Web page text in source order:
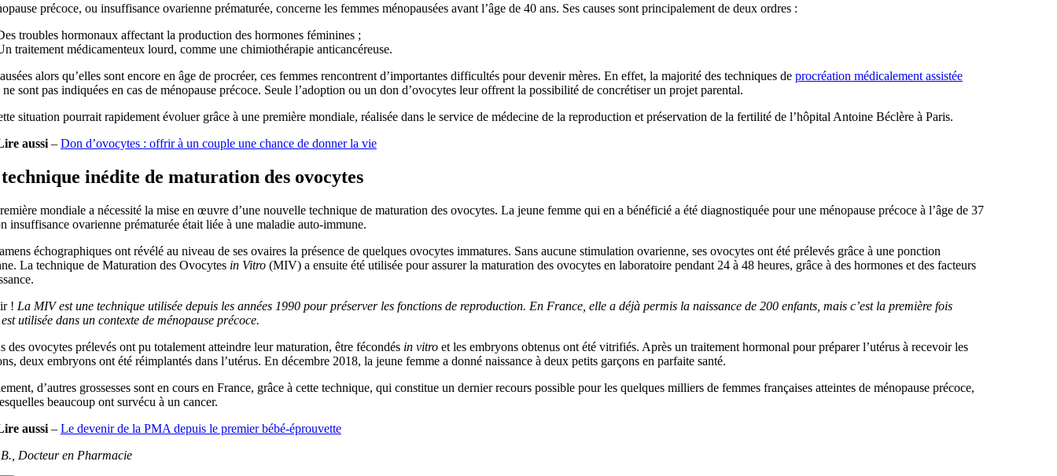
précoce, ou insuffisance ovarienne prématurée, concerne les femmes ménopausées avant l’âge de 40 ans. Ses causes sont principalement de deux ordres :
troubles hormonaux affectant la production des hormones féminines ;
traitement médicamenteux lourd, comme une chimiothérapie anticancéreuse.
alors qu’elles sont encore en âge de procréer, ces femmes rencontrent d’importantes difficultés pour devenir mères. En effet, la majorité des techniques de procréation médicalement assistée
sont pas indiquées en cas de ménopause précoce. Seule l’adoption ou un don d’ovocytes leur offrent la possibilité de concrétiser un projet parental.
situation pourrait rapidement évoluer grâce à une première mondiale, réalisée dans le service de médecine de la reproduction et préservation de la fertilité de l’hôpital Antoine Béclère à Paris.
aussi– Don d’ovocytes : offrir à un couple une chance de donner la vie
inédite de maturation des ovocytes
mondiale a nécessité la mise en œuvre d’une nouvelle technique de maturation des ovocytes. La jeune femme qui en a bénéficié a été diagnostiquée pour une ménopause précoce à l’âge de 37
insuffisance ovarienne prématurée était liée à une maladie auto-immune.
échographiques ont révélé au niveau de ses ovaires la présence de quelques ovocytes immatures. Sans aucune stimulation ovarienne, ses ovocytes ont été prélevés grâce à une ponction
La technique de Maturation des Ovocytes in Vitro(MIV) a ensuite été utilisée pour assurer la maturation des ovocytes en laboratoire pendant 24 à 48 heures, grâce à des hormones et des facteurs
! La MIV est une technique utilisée depuis les années 1990 pour préserver les fonctions de reproduction. En France, elle a déjà permis la naissance de 200 enfants, mais c’est la première fois
utilisée dans un contexte de ménopause précoce.
des ovocytes prélevés ont pu totalement atteindre leur maturation, être fécondés in vitroet les embryons obtenus ont été vitrifiés. Après un traitement hormonal pour préparer l’utérus à recevoir les
deux embryons ont été réimplantés dans l’utérus. En décembre 2018, la jeune femme a donné naissance à deux petits garçons en parfaite santé.
d’autres grossesses sont en cours en France, grâce à cette technique, qui constitue un dernier recours possible pour les quelques milliers de femmes françaises atteintes de ménopause précoce,
beaucoup ont survécu à un cancer.
aussi– Le devenir de la PMA depuis le premier bébé-éprouvette
Docteur en Pharmacie